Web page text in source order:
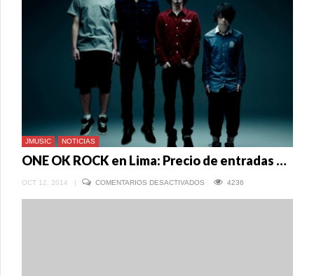
JMUSIC NOTICIAS
ONE OK ROCK en Lima: Precio de entradas y videoclip promocional
OCT 12, 2014 | COMENTARIOS DESACTIVADOS
OK
4236